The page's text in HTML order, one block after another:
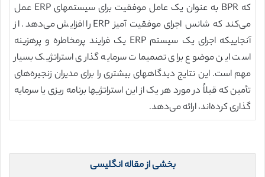
که BPR به عنوان یک عامل موفقیت برای سیستمهای ERP عمل
می‌کند که شانس اجرای موفقیت آمیز ERP را افزایش می‌دهد. از
آنجاییکه اجرای یک سیستم ERP یک فرایند پرمخاطره و پرهزینه
است این موضوع برای تصمیمات سرمایه گذاری استراتژیک بسیار
مهم است. این نتایج دیدگاههای بیشتری را برای مدیران زنجیره‌های
تأمین که قبلاً در مورد هر یک از این استراتژیها برنامه ریزی یا سرمایه
گذاری کرده‌اند، ارائه می‌دهد.
بخشی از مقاله انگلیسی